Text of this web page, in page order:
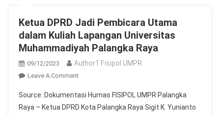
Ketua DPRD Jadi Pembicara Utama
dalam Kuliah Lapangan Universitas
Muhammadiyah Palangka Raya
09/12/2023 Author1 Fisipol UMPR
Leave A CommentOn
DPRD
Jadi
Source: Dokumentasi Humas FISIPOL UMPR Palangka
Raya – Ketua DPRD Kota Palangka Raya Sigit K. Yunianto